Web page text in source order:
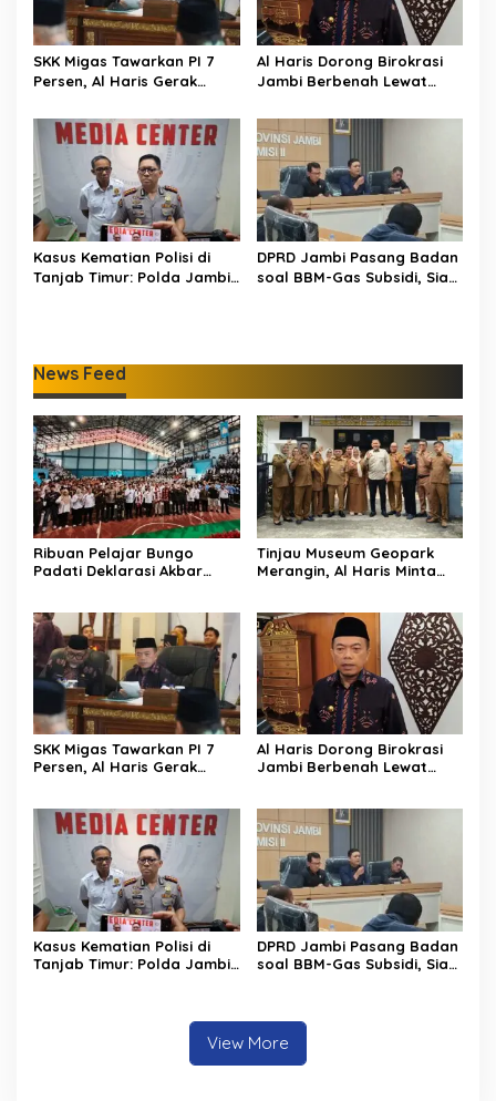
SKK Migas Tawarkan PI 7
Persen, Al Haris Gerak
BUMD dan Pansus
Al Haris Dorong Birokrasi
Jambi Berbenah Lewat
Kasus Kematian Polisi di
Tanjab Timur: Polda Jambi
DPRD Jambi Pasang Badan
soal BBM-Gas Subsidi, Siap
News Feed
Ribuan Pelajar Bungo
Padati Deklarasi Akbar
Radikalisme
Tinjau Museum Geopark
Merangin, Al Haris Minta
SKK Migas Tawarkan PI 7
Persen, Al Haris Gerak
Al Haris Dorong Birokrasi
Jambi Berbenah Lewat
Kasus Kematian Polisi di
Tanjab Timur: Polda Jambi
DPRD Jambi Pasang Badan
soal BBM-Gas Subsidi, Siap
View More